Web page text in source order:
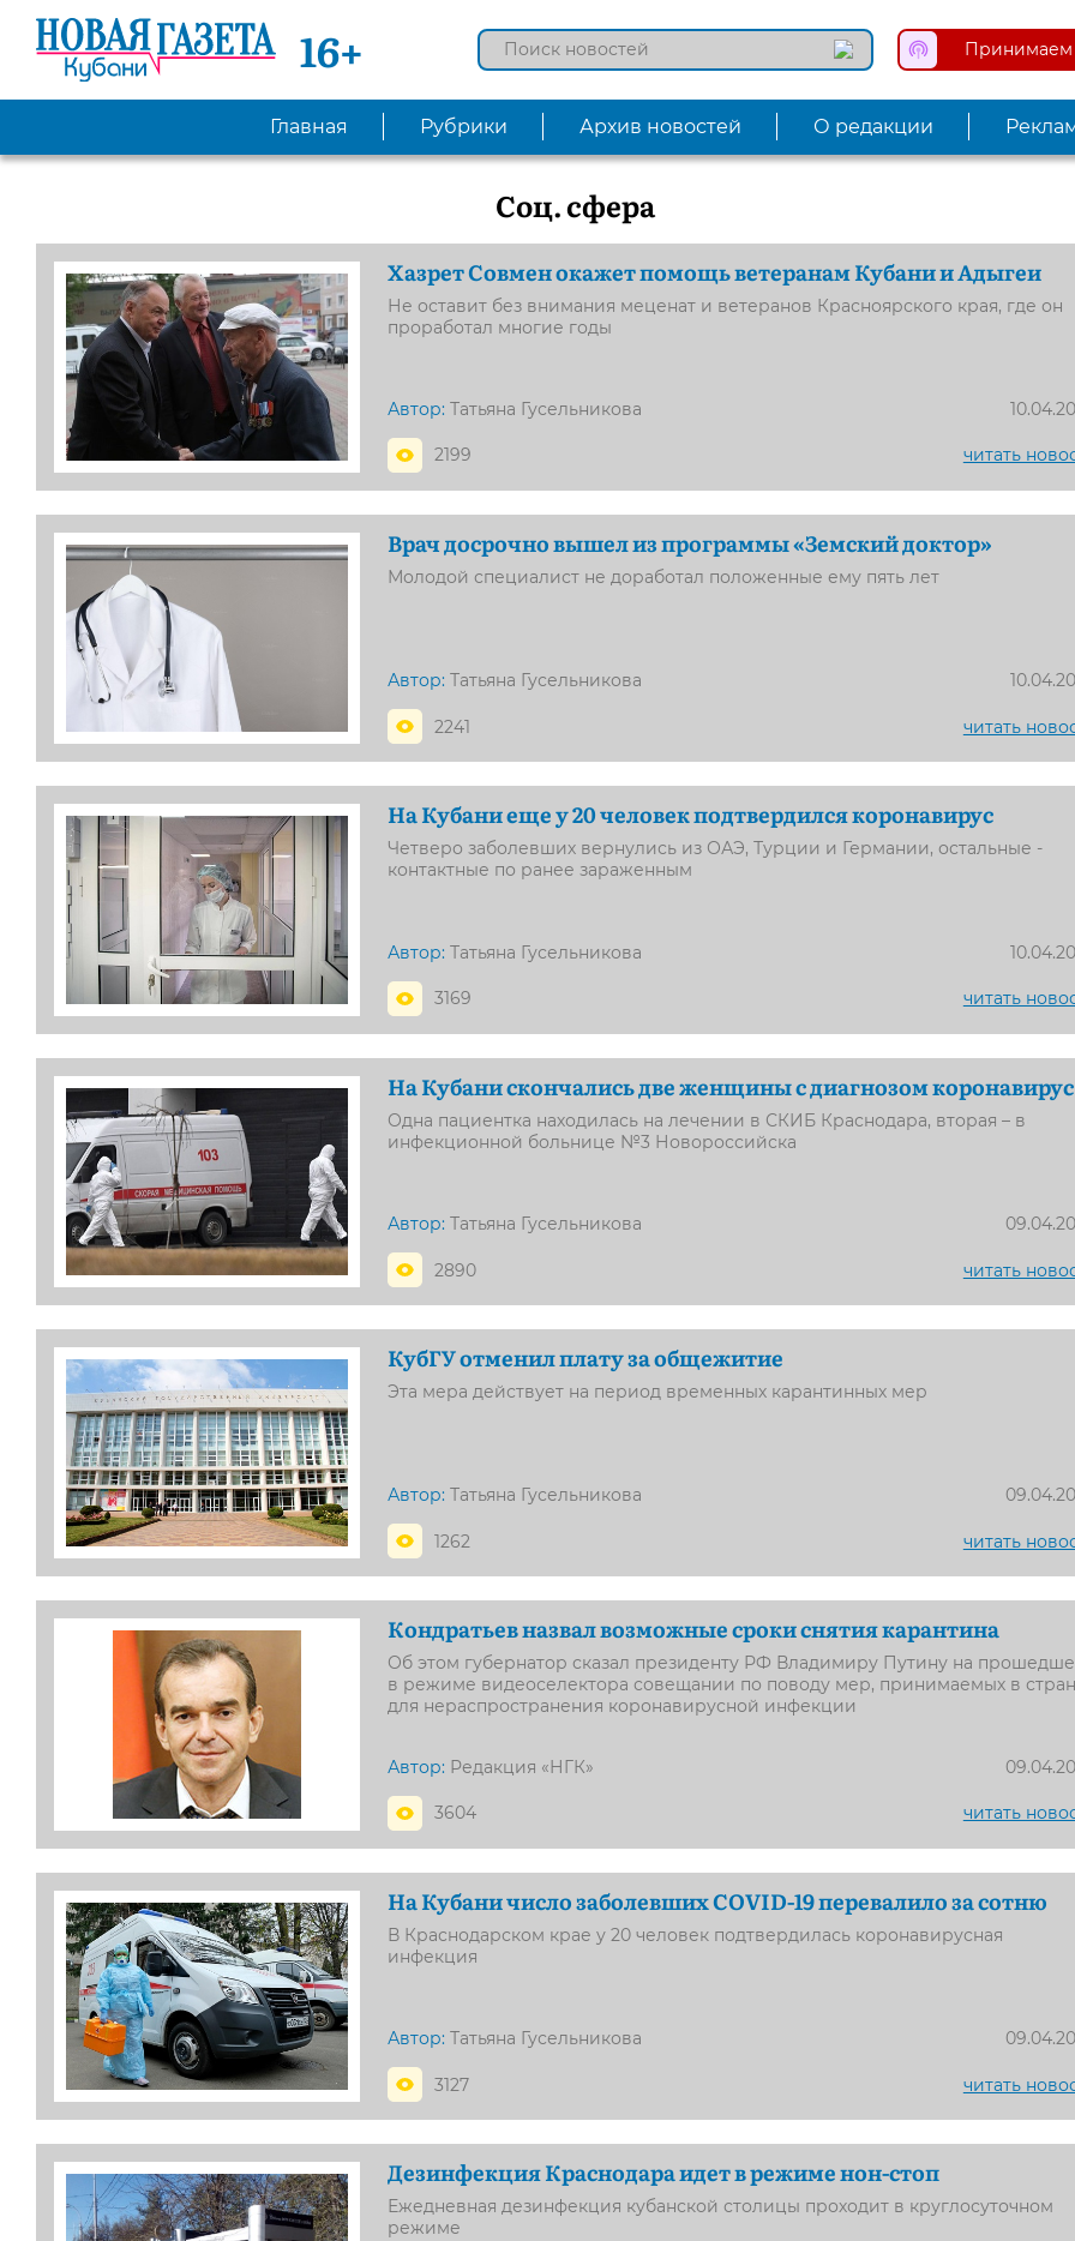
16+ Принимаем
Главная Рубрики Архив новостей О редакции
Соц. сфера
Хазрет Совмен окажет помощь ветеранам Кубани и Адыгеи
Не оставит без внимания меценат и ветеранов Красноярского края, где он
проработал многие годы
Автор: Татьяна Гусельникова
2199 читать
Врач досрочно вышел из программы «Земский доктор»
Молодой специалист не доработал положенные ему пять лет
Автор: Татьяна Гусельникова
2241 читать
На Кубани еще у 20 человек подтвердился коронавирус
Четверо заболевших вернулись из ОАЭ, Турции и Германии, остальные -
контактные по ранее зараженным
Автор: Татьяна Гусельникова
3169 читать
На Кубани скончались две женщины с диагнозом коронавирус
Одна пациентка находилась на лечении в СКИБ Краснодара, вторая – в
инфекционной больнице №3 Новороссийска
Автор: Татьяна Гусельникова
2890 читать
КубГУ отменил плату за общежитие
Эта мера действует на период временных карантинных мер
Автор: Татьяна Гусельникова
1262 читать
Кондратьев назвал возможные сроки снятия карантина
Об этом губернатор сказал президенту РФ Владимиру Путину на
в режиме видеоселектора совещании по поводу мер, принимаемых в
для нераспространения коронавирусной инфекции
Автор: Редакция «НГК»
3604 читать
На Кубани число заболевших COVID-19 перевалило за сотню
В Краснодарском крае у 20 человек подтвердилась коронавирусная
инфекция
Автор: Татьяна Гусельникова
3127 читать
Дезинфекция Краснодара идет в режиме нон-стоп
Ежедневная дезинфекция кубанской столицы проходит в круглосуточном
режиме